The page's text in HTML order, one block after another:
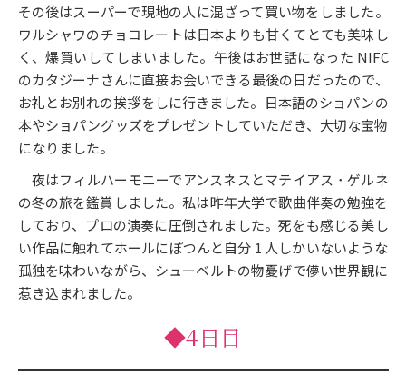
その後はスーパーで現地の人に混ざって買い物をしました。
ワルシャワのチョコレートは日本よりも甘くてとても美味し
く、爆買いしてしまいました。午後はお世話になった NIFC
のカタジーナさんに直接お会いできる最後の日だったので、
お礼とお別れの挨拶をしに行きました。日本語のショパンの
本やショパングッズをプレゼントしていただき、大切な宝物
になりました。
夜はフィルハーモニーでアンスネスとマテイアス ･ ゲルネ
の冬の旅を鑑賞しました。私は昨年大学で歌曲伴奏の勉強を
しており、プロの演奏に圧倒されました。死をも感じる美し
い作品に触れてホールにぽつんと自分 1 人しかいないような
孤独を味わいながら、シューベルトの物憂げで儚い世界観に
惹き込まれました。
◆4日目